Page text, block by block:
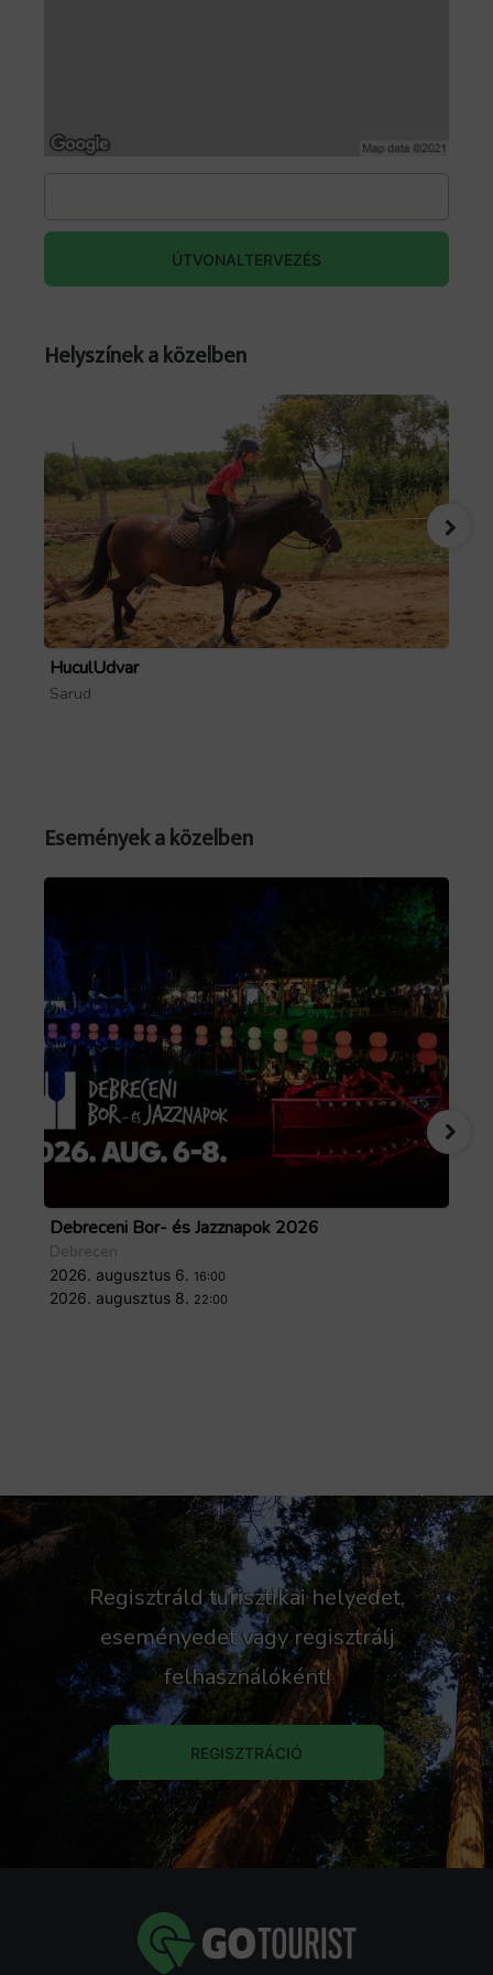
Tibor: Buch Tibor
előadásról: https://tbgprod.hu/repertoar/15
ÚTVONALTERVEZÉS
Helyszínek a közelben
HuculUdvar
Sarud
Események a közelben
Debreceni Bor- és Jazznapok 2026
Debrecen
2026. augusztus 6. 16:00
2026. augusztus 8. 22:00
Regisztráld turisztikai helyedet,
eseményedet vagy regisztrálj
felhasználóként!
REGISZTRÁCIÓ